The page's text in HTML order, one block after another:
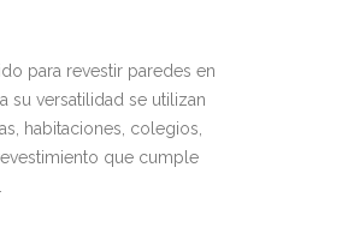
para revestir paredes en
su versatilidad se utilizan
habitaciones, colegios,
que cumple